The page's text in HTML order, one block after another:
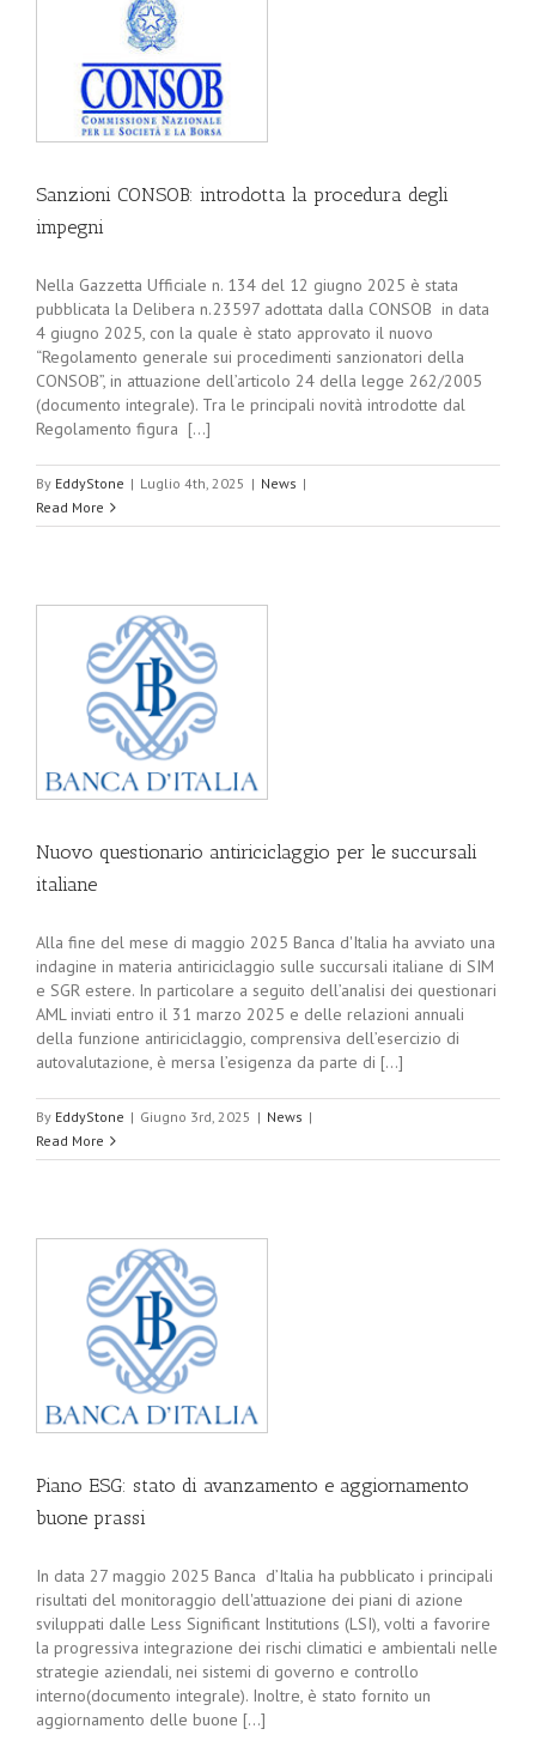
Sanzioni CONSOB: introdotta la procedura degli
impegni
Nella Gazzetta Ufficiale n. 134 del 12 giugno 2025 è stata
pubblicata la Delibera n. 23597 adottata dalla CONSOB in data
4 giugno 2025, con la quale è stato approvato il nuovo
“Regolamento generale sui procedimenti sanzionatori della
CONSOB”, in attuazione dell’articolo 24 della legge 262/2005
(documento integrale). Tra le principali novità introdotte dal
Regolamento figura [...]
By EddyStone | Luglio 4th, 2025 | News |
Read More
Nuovo questionario antiriciclaggio per le succursali
italiane
Alla fine del mese di maggio 2025 Banca d'Italia ha avviato una
indagine in materia antiriciclaggio sulle succursali italiane di SIM
e SGR estere. In particolare a seguito dell’analisi dei questionari
AML inviati entro il 31 marzo 2025 e delle relazioni annuali
della funzione antiriciclaggio, comprensiva dell’esercizio di
autovalutazione, è mersa l’esigenza da parte di [...]
By EddyStone | Giugno 3rd, 2025 | News |
Read More
Piano ESG: stato di avanzamento e aggiornamento
buone prassi
In data 27 maggio 2025 Banca d’Italia ha pubblicato i principali
risultati del monitoraggio dell'attuazione dei piani di azione
sviluppati dalle Less Significant Institutions (LSI), volti a favorire
la progressiva integrazione dei rischi climatici e ambientali nelle
strategie aziendali, nei sistemi di governo e controllo
interno(documento integrale). Inoltre, è stato fornito un
aggiornamento delle buone [...]